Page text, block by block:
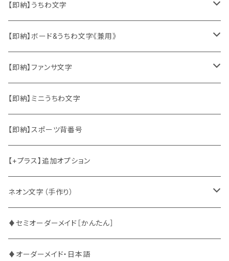
【即納】うちわ文字
ソロ・歌手&タレント
韓国ソロ・歌手&タレント
東方神起
竜宮城
2PM
ATEEZ
BUDDiiS
DXTEEN
【即納】ボード&うちわ文字《兼用》
ソロ・歌手&タレント
韓国ソロ・歌手&タレント
東方神起
2PM
ASTRO
ATEEZ
BLANK2Y
【即納】ファンサ文字
日本語&英語
ハングル
中国語
【即納】ミニうちわ文字
【即納】スポーツ背番号
【+プラス】追加オプション
ネオン文字（手作り）
ファンサ
CRAVITY
♦セミオーダーメイド［かんたん］
♦オーダーメイド・日本語